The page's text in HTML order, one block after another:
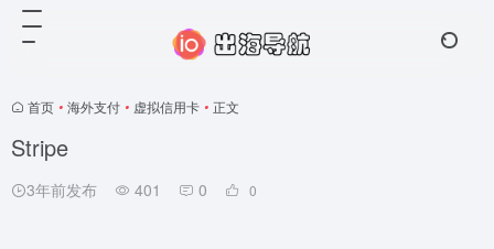
首页 • 海外支付 • 虚拟信用卡 • 正文
Stripe
3年前发布 401 0 0